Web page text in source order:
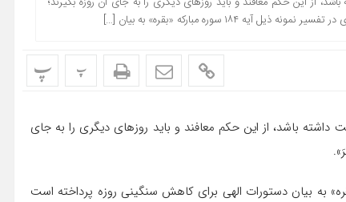
سوره مبارکه «بقره» به بیان […]
پ پ
داشته باشد، از این حکم معافند و باید روزهاى دیگرى را به جاى
نمونه ذیل آیه ۱۸۴ سوره مبارکه «بقره» به بیان دستورات الهی برای کاهش سنگینى روزه پرداخته است